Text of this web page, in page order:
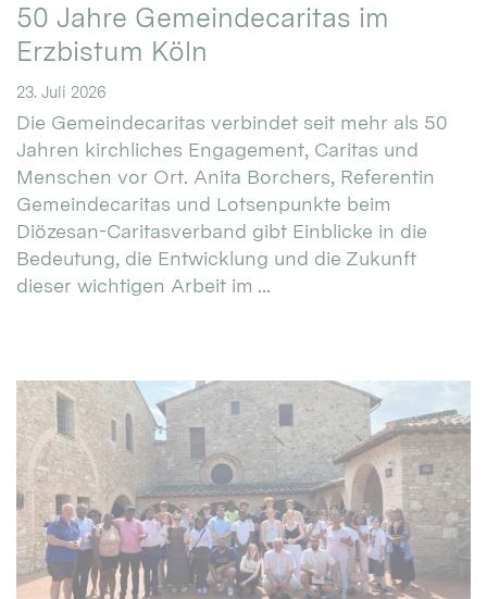
50 Jahre Gemeindecaritas im
Erzbistum Köln
23. Juli 2026
Die Gemeindecaritas verbindet seit mehr als 50
Jahren kirchliches Engagement, Caritas und
Menschen vor Ort. Anita Borchers, Referentin
Gemeindecaritas und Lotsenpunkte beim
Diözesan-Caritasverband gibt Einblicke in die
Bedeutung, die Entwicklung und die Zukunft
dieser wichtigen Arbeit im ...